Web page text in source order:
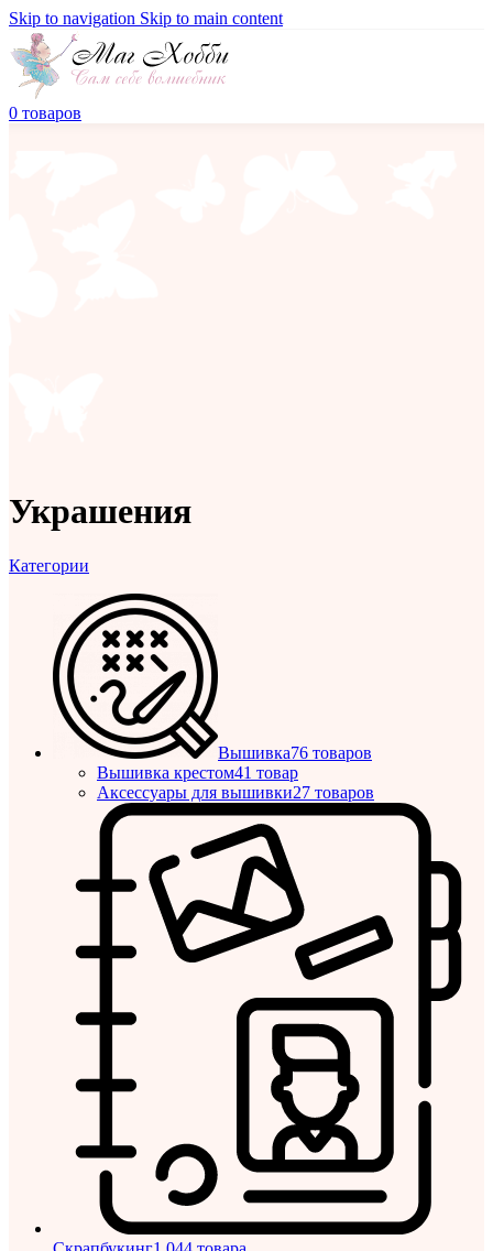
Skip to navigation Skip to main content
0 товаров
Украшения
Категории
Вышивка76 товаров
Вышивка крестом41 товар
Аксессуары для вышивки27 товаров